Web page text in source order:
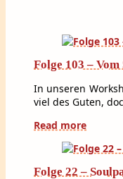
Folge 103 –
In unseren
viel des Guten,
Read more
Folge 22 –